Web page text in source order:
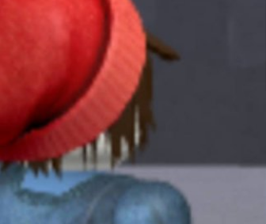
ด้ทำการทดสอบระบบรายงานผู้เล่นที่ทำผิดกฎ